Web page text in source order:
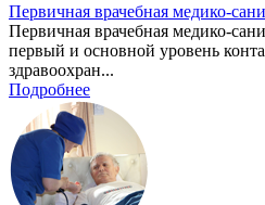
Первичная врачебная медико-
Первичная врачебная медико-
первый и основной уровень
здравоохран...
Подробнее